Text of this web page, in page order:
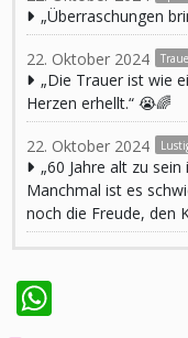
„Überraschungen
22. Oktober 2024
„Die Trauer ist wie
Herzen erhellt.“ 😭🌈
22. Oktober 2024
„60 Jahre alt zu
Manchmal ist es
noch die Freude, den